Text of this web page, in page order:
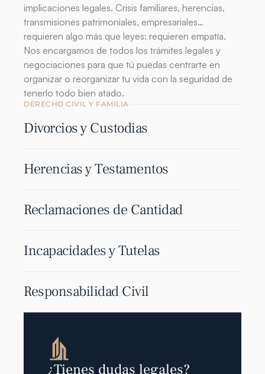
implicaciones legales. Crisis familiares, herencias,
transmisiones patrimoniales, empresariales…
requieren algo más que leyes: requieren empatía.
Nos encargamos de todos los trámites legales y
negociaciones para que tú puedas centrarte en
organizar o reorganizar tu vida con la seguridad de
tenerlo todo bien atado.
DERECHO CIVIL Y FAMILIA
Divorcios y Custodias
Herencias y Testamentos
Reclamaciones de Cantidad
Incapacidades y Tutelas
Responsabilidad Civil
¿Tienes dudas legales?